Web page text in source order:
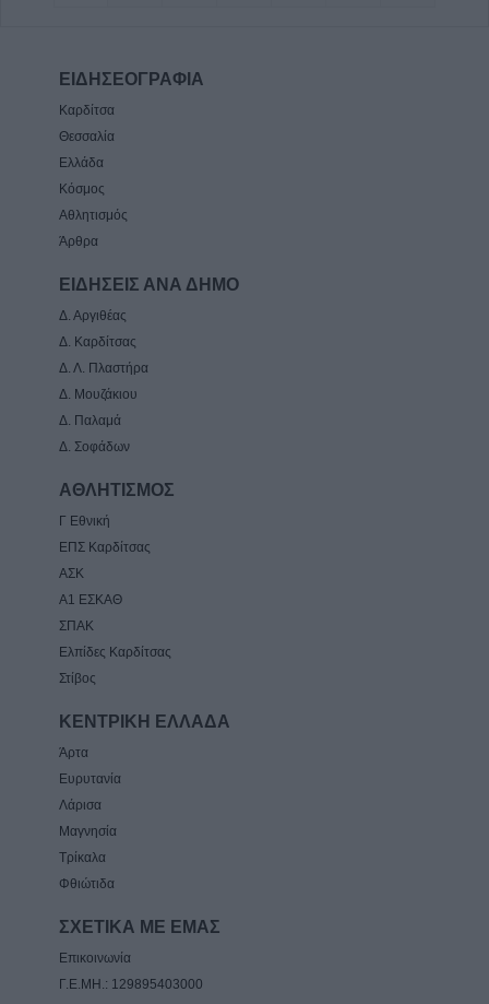
ΕΙΔΗΣΕΟΓΡΑΦΙΑ
Καρδίτσα
Θεσσαλία
Ελλάδα
Κόσμος
Αθλητισμός
Άρθρα
ΕΙΔΗΣΕΙΣ ΑΝΑ ΔΗΜΟ
Δ. Αργιθέας
Δ. Καρδίτσας
Δ. Λ. Πλαστήρα
Δ. Μουζάκιου
Δ. Παλαμά
Δ. Σοφάδων
ΑΘΛΗΤΙΣΜΟΣ
Γ Εθνική
ΕΠΣ Καρδίτσας
ΑΣΚ
Α1 ΕΣΚΑΘ
ΣΠΑΚ
Ελπίδες Καρδίτσας
Στίβος
ΚΕΝΤΡΙΚΗ ΕΛΛΑΔΑ
Άρτα
Ευρυτανία
Λάρισα
Μαγνησία
Τρίκαλα
Φθιώτιδα
ΣΧΕΤΙΚΑ ΜΕ ΕΜΑΣ
Επικοινωνία
Γ.Ε.ΜΗ.: 129895403000